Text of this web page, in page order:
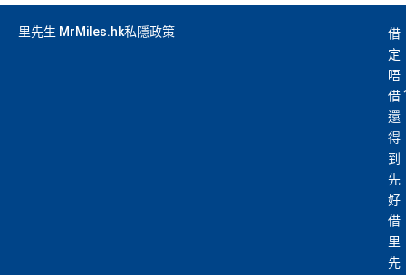
里先生 MrMiles.hk私隱政策
借
定
唔
借
還
得
到
先
好
借
里
先